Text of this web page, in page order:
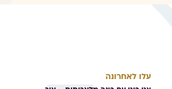
עלו לאחרונה